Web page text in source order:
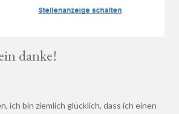
danke!
ich bin ziemlich glücklich, dass ich einen